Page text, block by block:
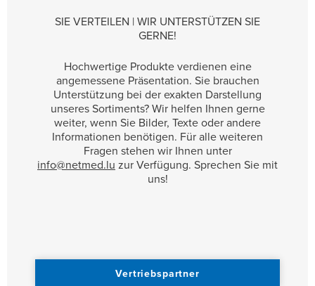
SIE VERTEILEN | WIR UNTERSTÜTZEN SIE
GERNE!
Hochwertige Produkte verdienen eine
angemessene Präsentation. Sie brauchen
Unterstützung bei der exakten Darstellung
unseres Sortiments? Wir helfen Ihnen gerne
weiter, wenn Sie Bilder, Texte oder andere
Informationen benötigen. Für alle weiteren
Fragen stehen wir Ihnen unter
info@netmed.lu zur Verfügung. Sprechen Sie mit
uns!
Vertriebspartner